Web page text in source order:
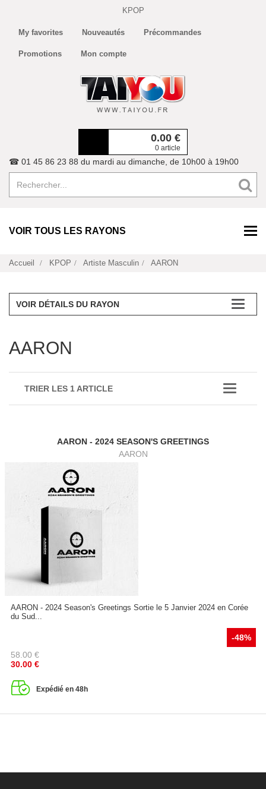
KPOP
My favorites Nouveautés Précommandes
Promotions Mon compte
0.00 €
0 article
☎ 01 45 86 23 88 du mardi au dimanche, de 10h00 à 19h00
VOIR TOUS LES RAYONS
Accueil KPOP Artiste Masculin AARON
VOIR DÉTAILS DU RAYON
AARON
TRIER LES 1 ARTICLE
AARON - 2024 SEASON'S GREETINGS
AARON
AARON - 2024 Season's Greetings Sortie le 5 Janvier 2024 en Corée
du Sud...
-48%
58.00 €
30.00 €
Expédié en 48h